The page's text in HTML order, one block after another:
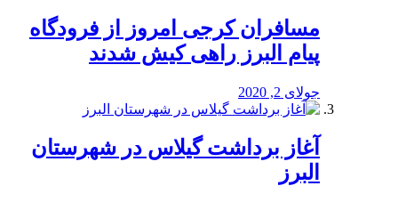
مسافران کرجی امروز از فرودگاه
پیام البرز راهی کیش شدند
جولای 2, 2020
آغاز برداشت گیلاس در شهرستان
البرز